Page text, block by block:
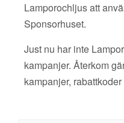
Lamporochljus att
Sponsorhuset.
Just nu har inte
kampanjer. Återkom
kampanjer,